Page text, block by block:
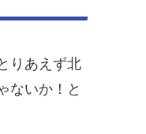
りあえず北
ないか！と